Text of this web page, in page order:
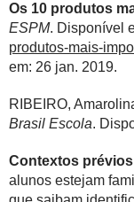
Os 10 produtos
ESPM. Disponível
produtos-mais-
em: 26 jan. 2019.
RIBEIRO,
Brasil Escola.
Contextos
alunos estejam